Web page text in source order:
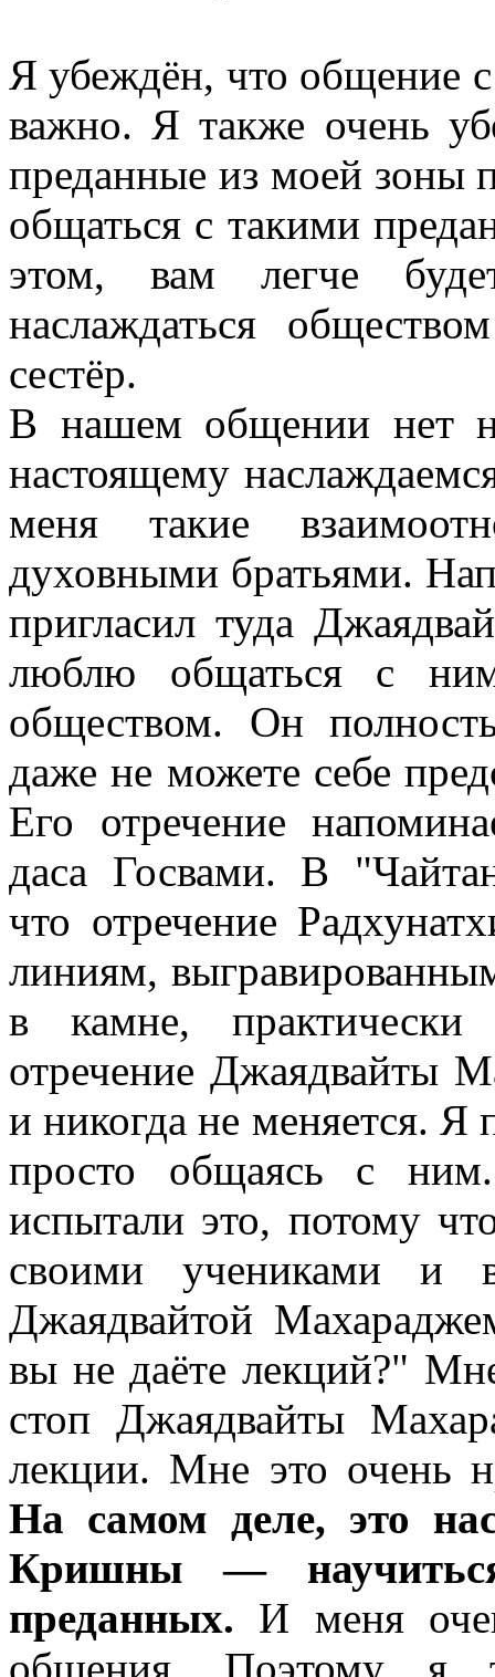
Я убеждён, что общение
важно. Я также очень
преданные из моей зоны
общаться с такими
этом, вам легче
наслаждаться
сестёр.
В нашем общении нет
настоящему
меня такие
духовными братьями.
пригласил туда
люблю общаться с
обществом. Он
даже не можете себе
Его отречение
даса Госвами. В
что отречение
линиям,
в камне,
отречение Джаядвайты
и никогда не меняется.
просто общаясь с
испытали это, потому
своими учениками и
Джаядвайтой
вы не даёте лекций?"
стоп Джаядвайты
лекции. Мне это очень
На самом деле, это
Кришны — научиться
преданных. И меня